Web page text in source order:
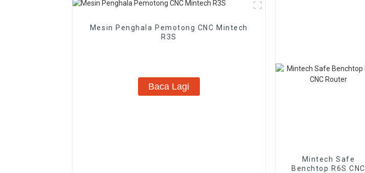
Mesin Penghala Pemotong CNC Mintech
R3S
Baca Lagi
Mintech Safe
Benchtop R6S CNC